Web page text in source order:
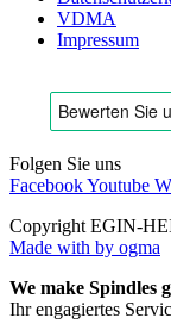
VDMA
Impressum
Folgen Sie uns
FacebookYoutube
Copyright EGIN-
Made with by ogma
We make Spindles
Ihr engagiertes